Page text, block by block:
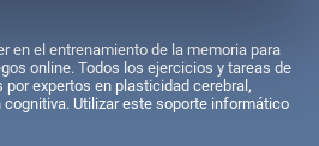
en el entrenamiento de la memoria para
online. Todos los ejercicios y tareas de
expertos en plasticidad cerebral,
Utilizar este soporte informático